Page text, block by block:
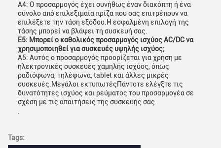
Α4: Ο προσαρμογός έχει συνήθως έναν διακόπτη ή ένα
σύνολο από επιλεξιμαία πρίζα που σας επιτρέπουν να
επιλέξετε την τάση εξόδου.Η εσφαλμένη επιλογή της
τάσης μπορεί να βλάψει τη συσκευή σας.
Ε5: Μπορεί ο καθολικός προσαρμογός ισχύος AC/DC να
χρησιμοποιηθεί για συσκευές υψηλής ισχύος;
Α5: Αυτός ο προσαρμογός προορίζεται για χρήση με
ηλεκτρονικές συσκευές χαμηλής ισχύος, όπως
ραδιόφωνα, τηλέφωνα, tablet και άλλες μικρές
συσκευές.Μεγάλοι εκτυπωτέςΠάντοτε ελέγξτε τις
δυνατότητες ισχύος και ρεύματος του προσαρμογέα σε
σχέση με τις απαιτήσεις της συσκευής σας.
Tags: